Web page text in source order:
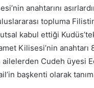
anahtarını
topluma
kabul ettiği
Kilisesi’nin
ailelerden Cudeh üyesi
başkenti olarak